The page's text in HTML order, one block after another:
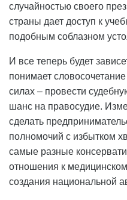
случайностью своего
страны дает доступ к
подобным соблазном
И все теперь будет
понимает
силах – провести
шанс на правосудие.
сделать
полномочий с избытком
самые разные
отношения к
создания национальной